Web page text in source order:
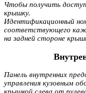
Чтобы получить
крышку.
Идентификационный
соответствующего
на задней стороне
Панель внутренних
управления кузовным